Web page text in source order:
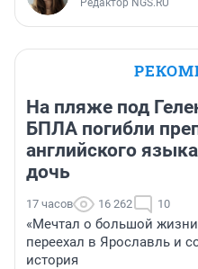
На пляже под
БПЛА погибли
английского
дочь
17 часов 16 262 10
«Мечтал о большой
переехал в Ярославль и
история